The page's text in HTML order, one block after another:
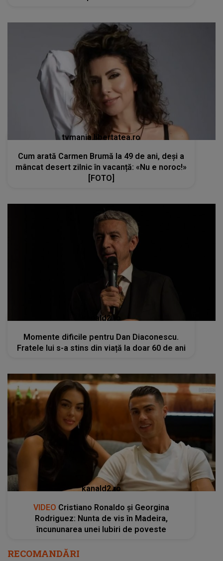
tvmania.libertatea.ro
Cum arată Carmen Brumă la 49 de ani, deși a
mâncat desert zilnic în vacanță: «Nu e noroc!»
[FOTO]
kanald2.ro
Momente dificile pentru Dan Diaconescu.
Fratele lui s-a stins din viață la doar 60 de ani
kanald2.ro
VIDEO Cristiano Ronaldo și Georgina
Rodriguez: Nunta de vis în Madeira,
încununarea unei Iubiri de poveste
RECOMANDĂRI